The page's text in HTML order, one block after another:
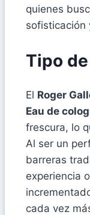
quienes
sofisticación
Tipo
El Roger
Eau de
frescura, lo
Al ser un
barreras
experiencia
cada vez